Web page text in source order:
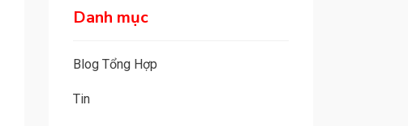
Danh mục
Blog Tổng Hợp
Tin